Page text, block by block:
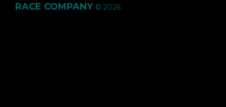
RACE COMPANY © 2026